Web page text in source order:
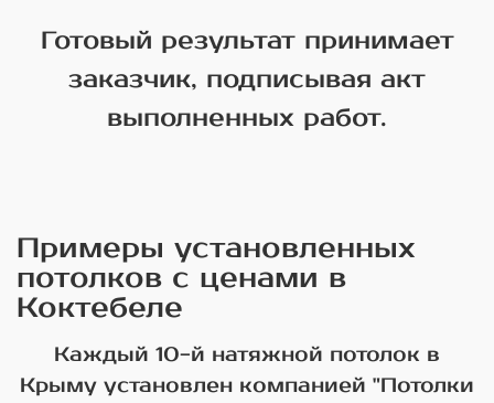
Готовый результат принимает
заказчик, подписывая акт
выполненных работ.
Примеры установленных
потолков с ценами в
Коктебеле
Каждый 10-й натяжной потолок в
Крыму установлен компанией "Потолки